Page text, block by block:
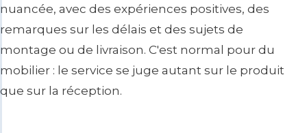
nuancée, avec des expériences positives, des
remarques sur les délais et des sujets de
montage ou de livraison. C'est normal pour du
mobilier : le service se juge autant sur le produit
que sur la réception.